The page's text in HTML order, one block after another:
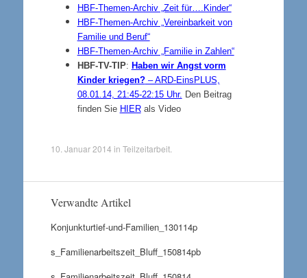
HBF-Themen-Archiv „Zeit für….Kinder“
HBF-Themen-Archiv „Vereinbarkeit von
Familie und Beruf“
HBF-Themen-Archiv „Familie in Zahlen“
HBF-TV-TIP: Haben wir Angst vorm
Kinder kriegen?– ARD-EinsPLUS,
08.01.14, 21:45-22:15 Uhr. Den Beitrag
finden Sie HIERals Video
10. Januar 2014 in Teilzeitarbeit.
Verwandte Artikel
Konjunkturtief-und-Familien_130114p
s_Familienarbeitszeit_Bluff_150814pb